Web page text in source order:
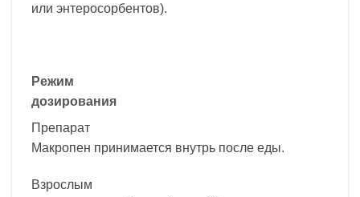
или энтеросорбентов).
Режим
дозирования
Препарат
Макропен принимается внутрь после еды.
Взрослым